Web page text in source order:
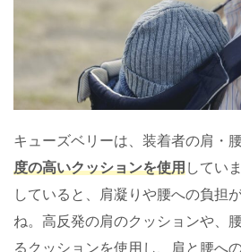
キューズベリーは、装着者の肩・
度の高いクッションを使用してい
していると、肩凝りや腰への負担
ね。高反発の肩のクッションや、
るクッションを使用し、肩と腰へ